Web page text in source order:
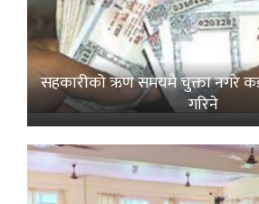
सहकारीको ऋण समयमै चुक्ता नगरे
गरिने